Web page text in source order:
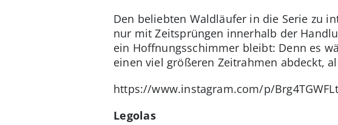
Den beliebten Waldläufer in die Serie zu
nur mit Zeitsprüngen innerhalb der
ein Hoffnungsschimmer bleibt: Denn es
einen viel größeren Zeitrahmen abdeckt,
https://www.instagram.com/p/
Legolas